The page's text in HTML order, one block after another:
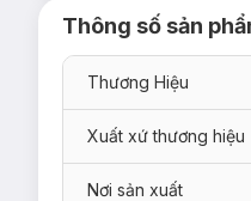
Thông số sản
Thương Hiệu
Xuất xứ thương hiệu
Nơi sản xuất